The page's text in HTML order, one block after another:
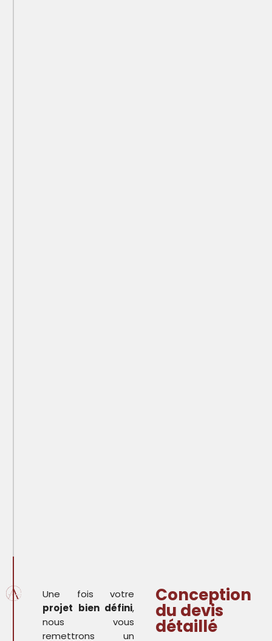
Conception
du devis
détaillé
Une fois votre
projet bien défini,
nous vous
remettrons un